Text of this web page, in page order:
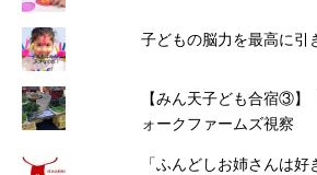
子どもの脳力を最高に引
【みん天子ども合宿③】
ォークファームズ視察
「ふんどしお姉さんは